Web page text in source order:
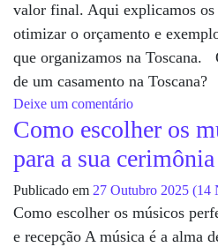
valor final. Aqui explicamos
otimizar o orçamento e
que organizamos na Toscana.
de um casamento na
Deixe um comentárioem Quanto
Como escolher os
para a sua
Publicado em 27 Outubro 2025 (14
Como escolher os músicos
e recepção A música é a alma